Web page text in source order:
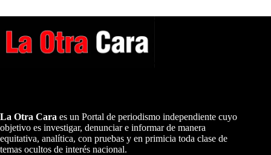
La Otra Cara es un Portal de periodismo independiente cuyo
objetivo es investigar, denunciar e informar de manera
equitativa, analítica, con pruebas y en primicia toda clase de
temas ocultos de interés nacional.